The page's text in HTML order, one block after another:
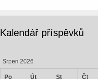
Kalendář příspěvků
Srpen 2026
Po Út St Čt